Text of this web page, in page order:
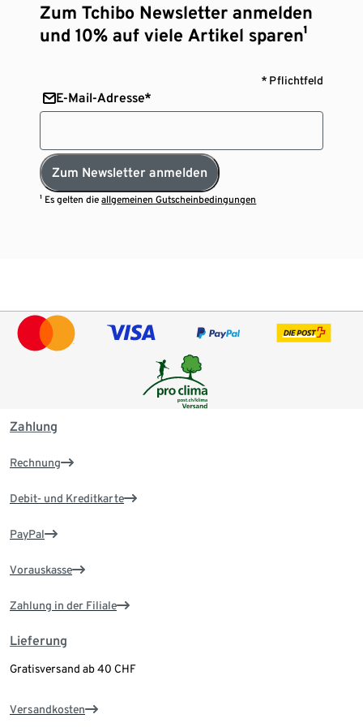
Zum Tchibo Newsletter anmelden
und 10% auf viele Artikel sparen¹
* Pflichtfeld
E-Mail-Adresse*
Zum Newsletter anmelden
¹ Es gelten dieallgemeinen Gutscheinbedingungen
Zahlung
Rechnung
Debit- und Kreditkarte
PayPal
Vorauskasse
Zahlung in der Filiale
Lieferung
Gratisversand ab 40 CHF
Versandkosten